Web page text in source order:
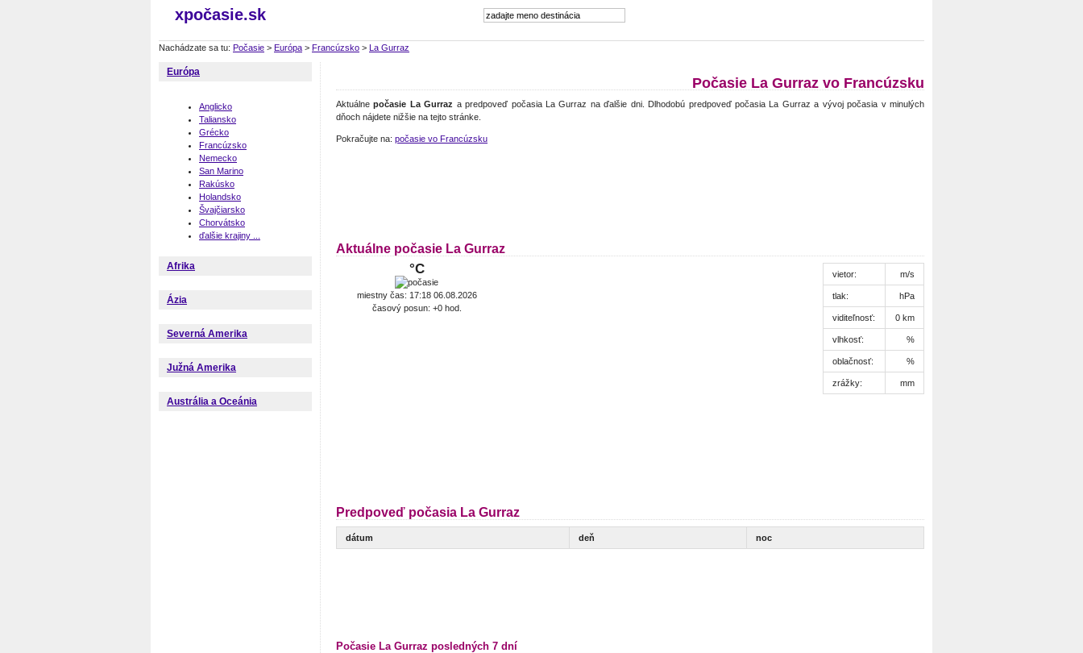
xpočasie.sk
Nachádzate sa tu: Počasie > Európa > Francúzsko > La Gurraz
Európa
Anglicko
Taliansko
Grécko
Francúzsko
Nemecko
San Marino
Rakúsko
Holandsko
Švajčiarsko
Chorvátsko
ďalšie krajiny ...
Afrika
Ázia
Severná Amerika
Južná Amerika
Austrália a Oceánia
Počasie La Gurraz vo Francúzsku
Aktuálnepočasie La Gurraz a predpoveď počasia La Gurraz na ďalšie dni. Dlhodobú predpoveď počasia La Gurraz a vývoj počasia v minulých
dňoch nájdete nižšie na tejto stránke.
Pokračujte na: počasie vo Francúzsku
Aktuálne počasie La Gurraz
°C
miestny čas: 17:18 06.08.2026
časový posun: +0 hod.
vietor: m/s
tlak: hPa
viditeľnosť: 0 km
vlhkosť: %
oblačnosť: %
zrážky: mm
Predpoveď počasia La Gurraz
dátum deň noc
Počasie La Gurraz posledných 7 dní